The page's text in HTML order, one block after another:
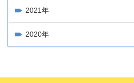
2021年
2020年